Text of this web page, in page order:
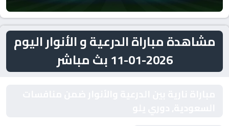
مشاهدة مباراة الدرعية و الأنوار اليوم
2026-01-11 بث مباشر